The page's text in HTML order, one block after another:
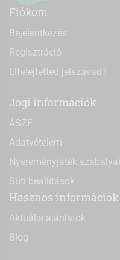
Fiókom
Bejelentkezés
Regisztráció
Elfelejtetted jelszavad?
Jogi információk
ÁSZF
Adatvételem
Nyereményjáték szabályai
Süti beállítások
Hasznos információk
Aktuális ajánlatok
Blog